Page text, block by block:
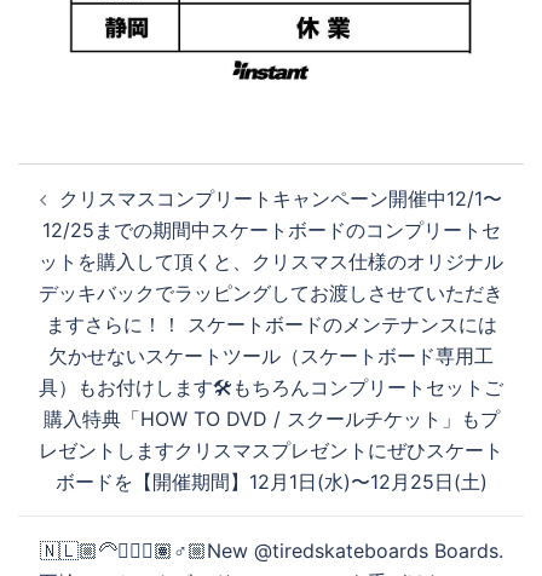
稿
ナ
ビ
ゲ
シ
ョ
ン
クリスマスコンプリートキャンペーン開催中12/1〜
12/25までの期間中スケートボードのコンプリートセ
ットを購入して頂くと、クリスマス仕様のオリジナル
デッキバックでラッピングしてお渡しさせていただき
ますさらに！！ スケートボードのメンテナンスには
欠かせないスケートツール（スケートボード専用工
具）もお付けします🛠もちろんコンプリートセットご
購入特典「HOW TO DVD / スクールチケット」もプ
レゼントしますクリスマスプレゼントにぜひスケート
ボードを【開催期間】12月1日(水)〜12月25日(土)
🇳🇱🏼‍🦳🧔🏻‍♂️🏽‍♂️🏼New @tiredskateboards Boards.